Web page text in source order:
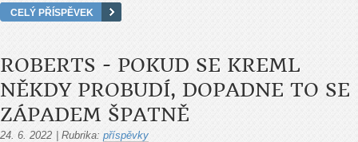
CELÝ PŘÍSPĚVEK
ROBERTS - POKUD SE KREML
NĚKDY PROBUDÍ, DOPADNE TO SE
ZÁPADEM ŠPATNĚ
24. 6. 2022 Rubrika: příspěvky